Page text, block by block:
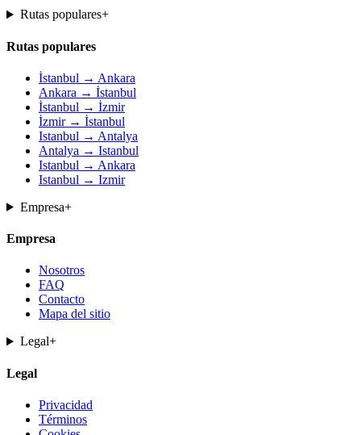
Rutas populares+
Rutas populares
İstanbul → Ankara
Ankara → İstanbul
İstanbul → İzmir
İzmir → İstanbul
Istanbul → Antalya
Antalya → Istanbul
Istanbul → Ankara
Istanbul → Izmir
Empresa+
Empresa
Nosotros
FAQ
Contacto
Mapa del sitio
Legal+
Legal
Privacidad
Términos